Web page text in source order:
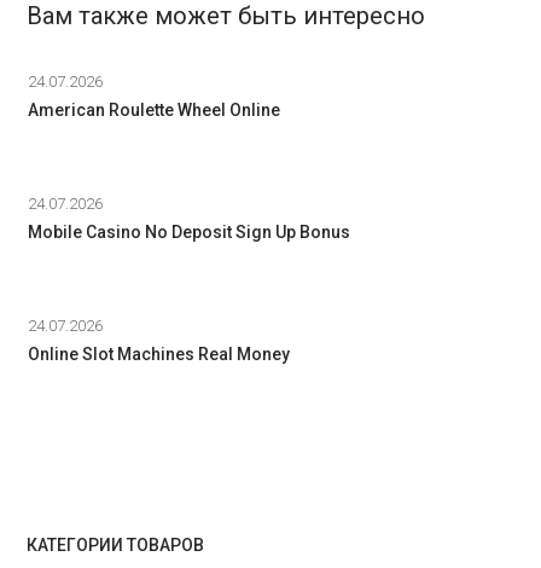
Вам также может быть интересно
24.07.2026
American Roulette Wheel Online
24.07.2026
Mobile Casino No Deposit Sign Up Bonus
24.07.2026
Online Slot Machines Real Money
КАТЕГОРИИ ТОВАРОВ